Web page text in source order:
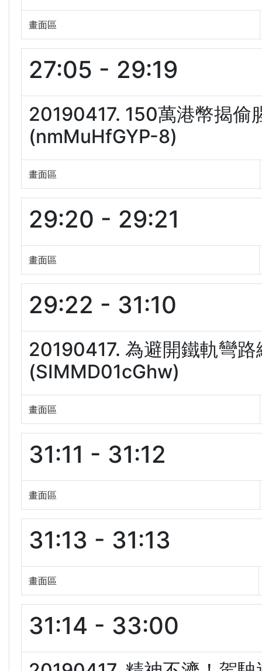
畫面區
27:05 - 29:19
20190417. 150萬港幣揭偷
(nmMuHfGYP-8)
畫面區
29:20 - 29:21
畫面區
29:22 - 31:10
20190417. 為避開鐵軌彎
(SIMMD01cGhw)
畫面區
31:11 - 31:12
畫面區
31:13 - 31:13
畫面區
31:14 - 33:00